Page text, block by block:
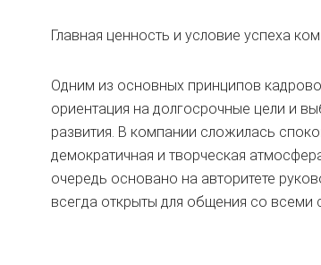
Главная ценность и условие успеха
Одним из основных принципов
ориентация на долгосрочные цели и
развития. В компании сложилась
демократичная и творческая
очередь основано на авторитете
всегда открыты для общения со всеми